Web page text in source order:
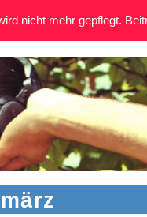
nicht mehr gepflegt.